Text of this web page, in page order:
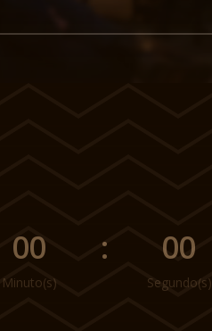
00
Minuto(s)
: 00
Segundo(s)